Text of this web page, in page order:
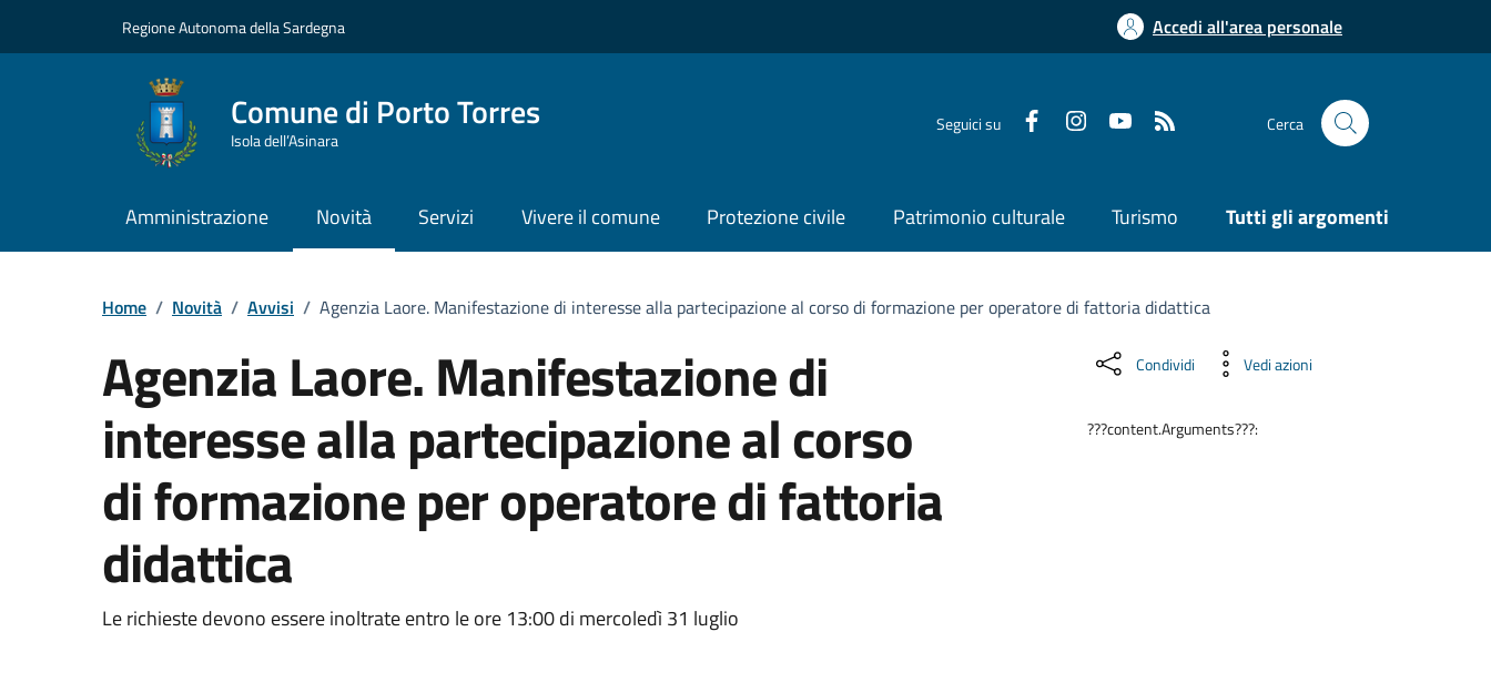
Regione Autonoma della Sardegna Accedi all'area personale
Comune di Porto Torres
Isola dell’Asinara
Seguici su Cerca
Amministrazione Novità Servizi Vivere il comune Protezione civile Patrimonio culturale Turismo Tutti gli argomenti
Home / Novità / Avvisi / Agenzia Laore. Manifestazione di interesse alla partecipazione al corso di formazione per operatore di fattoria didattica
Agenzia Laore. Manifestazione di
interesse alla partecipazione al corso
di formazione per operatore di fattoria
didattica
Dettagli della notizia
Le richieste devono essere inoltrate entro le ore 13:00 di mercoledì 31 luglio
Condividi Vedi azioni
???content.Arguments???: